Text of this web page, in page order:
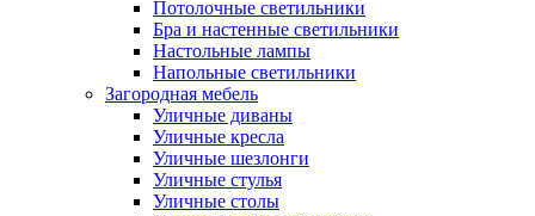
Потолочные светильники
Бра и настенные светильники
Настольные лампы
Напольные светильники
Загородная мебель
Уличные диваны
Уличные кресла
Уличные шезлонги
Уличные стулья
Уличные столы